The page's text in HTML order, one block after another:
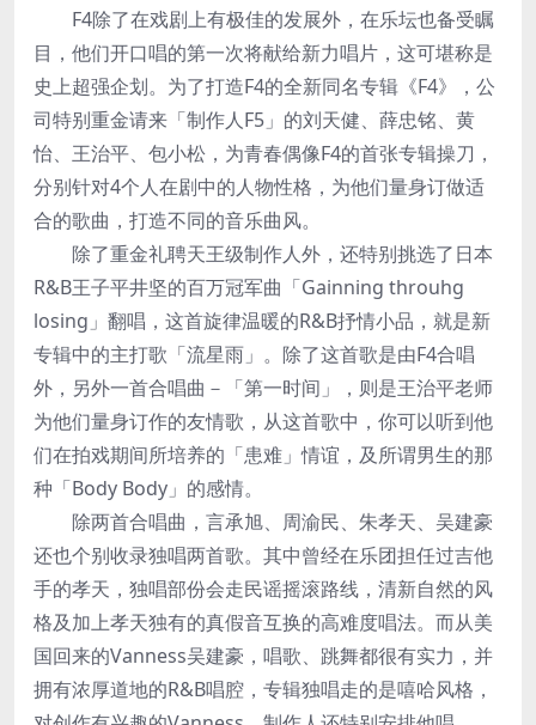
F4除了在戏剧上有极佳的发展外，在乐坛也备受瞩
目，他们开口唱的第一次将献给新力唱片，这可堪称是
史上超强企划。为了打造F4的全新同名专辑《F4》，公
司特别重金请来「制作人F5」的刘天健、薛忠铭、黄
怡、王治平、包小松，为青春偶像F4的首张专辑操刀，
分别针对4个人在剧中的人物性格，为他们量身订做适
合的歌曲，打造不同的音乐曲风。
除了重金礼聘天王级制作人外，还特别挑选了日本
R&B王子平井坚的百万冠军曲「Gainning throuhg
losing」翻唱，这首旋律温暖的R&B抒情小品，就是新
专辑中的主打歌「流星雨」。除了这首歌是由F4合唱
外，另外一首合唱曲－「第一时间」，则是王治平老师
为他们量身订作的友情歌，从这首歌中，你可以听到他
们在拍戏期间所培养的「患难」情谊，及所谓男生的那
种「Body Body」的感情。
除两首合唱曲，言承旭、周渝民、朱孝天、吴建豪
还也个别收录独唱两首歌。其中曾经在乐团担任过吉他
手的孝天，独唱部份会走民谣摇滚路线，清新自然的风
格及加上孝天独有的真假音互换的高难度唱法。而从美
国回来的Vanness吴建豪，唱歌、跳舞都很有实力，并
拥有浓厚道地的R&B唱腔，专辑独唱走的是嘻哈风格，